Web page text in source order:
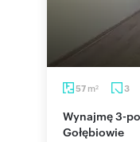
57 m2 3
Wynajmę 3-pokojowe mieszkanie 57 m² na
Gołębiowie